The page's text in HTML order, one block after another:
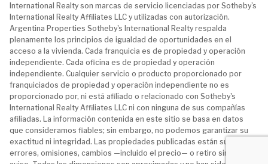
International Realty son marcas de servicio licenciadas por Sotheby's
International Realty Affiliates LLC y utilizadas con autorización.
Argentina Properties Sotheby's International Realty respalda
plenamente los principios de igualdad de oportunidades en el
acceso a la vivienda. Cada franquicia es de propiedad y operación
independiente. Cada oficina es de propiedad y operación
independiente. Cualquier servicio o producto proporcionado por
franquiciados de propiedad y operación independiente no es
proporcionado por, ni está afiliado o relacionado con Sotheby's
International Realty Affiliates LLC ni con ninguna de sus compañías
afiliadas. La información contenida en este sitio se basa en datos
que consideramos fiables; sin embargo, no podemos garantizar su
exactitud ni integridad. Las propiedades publicadas están sujetas a
errores, omisiones, cambios —incluido el precio— o retiro sin previo